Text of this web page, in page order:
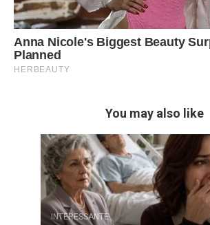
You may also like
INTERESSANTE